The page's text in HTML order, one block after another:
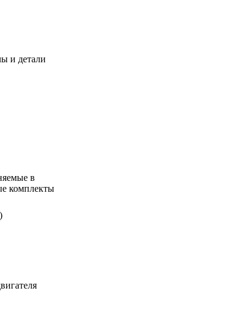
и детали
в
комплекты